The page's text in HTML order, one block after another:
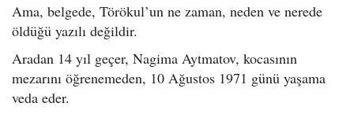
Ama, belgede, Törökul’un ne zaman, neden ve nerede
öldüğü yazılı değildir.
Aradan 14 yıl geçer, Nagima Aytmatov, kocasının
mezarını öğrenemeden, 10 Ağustos 1971 günü yaşama
veda eder.